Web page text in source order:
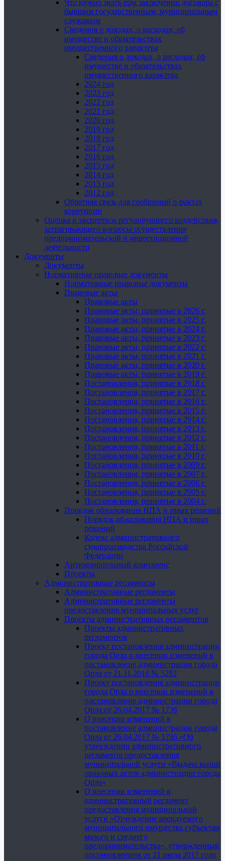
Что нужно знать при заключении договора с
бывшим государственным, муниципальным
служащим
Сведения о доходах, о расходах, об
имуществе и обязательствах
имущественного характера
Сведения о доходах, о расходах, об
имуществе и обязательствах
имущественного характера
2024 год
2023 год
2022 год
2021 год
2020 год
2019 год
2018 год
2017 год
2016 год
2015 год
2014 год
2013 год
2012 год
Обратная связь для сообщений о фактах
коррупции
Оценка и экспертиза регулирующего воздействия,
затрагивающего вопросы осуществления
предпринимательской и инвестиционной
деятельности
Документы
Документы
Нормативные правовые документы
Нормативные правовые документы
Правовые акты
Правовые акты
Правовые акты, принятые в 2026 г.
Правовые акты, принятые в 2025 г.
Правовые акты, принятые в 2024 г.
Правовые акты, принятые в 2023 г.
Правовые акты, принятые в 2022 г.
Правовые акты, принятые в 2021 г.
Правовые акты, принятые в 2020 г.
Правовые акты, принятые в 2019 г.
Постановления, принятые в 2018 г.
Постановления, принятые в 2017 г.
Постановления, принятые в 2016 г.
Постановления, принятые в 2015 г.
Постановления, принятые в 2014 г.
Постановления, принятые в 2013 г.
Постановления, принятые в 2012 г.
Постановления, принятые в 2011 г.
Постановления, принятые в 2010 г.
Постановления, принятые в 2009 г.
Постановления, принятые в 2007 г.
Постановления, принятые в 2006 г.
Постановления, принятые в 2005 г.
Постановления, принятые в 2004 г.
Порядок обжалования НПА и иных решений
Порядок обжалования НПА и иных
решений
Кодекс административного
судопроизводства Российской
Федерации
Антимонопольный комплаенс
Проекты
Административные регламенты
Административные регламенты
Административные регламенты
предоставления муниципальных услуг
Проекты административных регламентов
Проекты административных
регламентов
Проект постановления администрации
города Орла о внесении изменений в
постановление администрации города
Орла от 21.11.2016 № 5282
Проект постановления администрации
города Орла о внесении изменений в
постановление администрации города
Орла от 26.04.2017 № 1736
О внесении изменений в
постановление администрации города
Орла от 26.04.2017 № 1736 «Об
утверждении административного
регламента предоставления
муниципальной услуги «Выдача копий
правовых актов администрации города
Орла»
О внесении изменений в
административный регламент
предоставления муниципальной
услуги «Отчуждение арендуемого
муниципального имущества субъектам
малого и среднего
предпринимательства», утвержденный
постановлением от 21 июля 2017 года